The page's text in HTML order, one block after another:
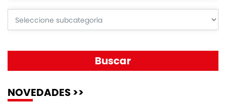
NOVEDADES >>